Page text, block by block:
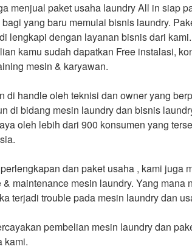
menjual paket usaha laundry All in siap
bagi yang baru memulai bisnis laundry.
lengkapi dengan layanan bisnis dari
kamu sudah dapatkan Free instalasi,
mesin & karyawan.
di handle oleh teknisi dan owner yang
di bidang mesin laundry dan bisnis
oleh lebih dari 900 konsumen yang
dan paket usaha , kami juga
& maintenance mesin laundry. Yang mana
terjadi trouble pada mesin laundry dan
pembelian mesin laundry dan
kami.